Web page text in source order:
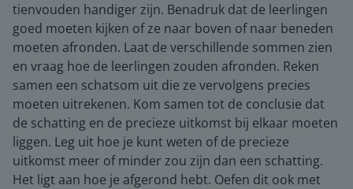
tienvouden handiger zijn. Benadruk dat de leerlingen
goed moeten kijken of ze naar boven of naar beneden
moeten afronden. Laat de verschillende sommen zien
en vraag hoe de leerlingen zouden afronden. Reken
samen een schatsom uit die ze vervolgens precies
moeten uitrekenen. Kom samen tot de conclusie dat
de schatting en de precieze uitkomst bij elkaar moeten
liggen. Leg uit hoe je kunt weten of de precieze
uitkomst meer of minder zou zijn dan een schatting.
Het ligt aan hoe je afgerond hebt. Oefen dit ook met